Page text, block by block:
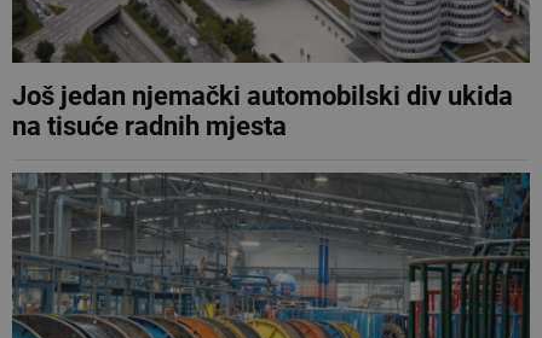
Još jedan njemački automobilski div ukida
na tisuće radnih mjesta